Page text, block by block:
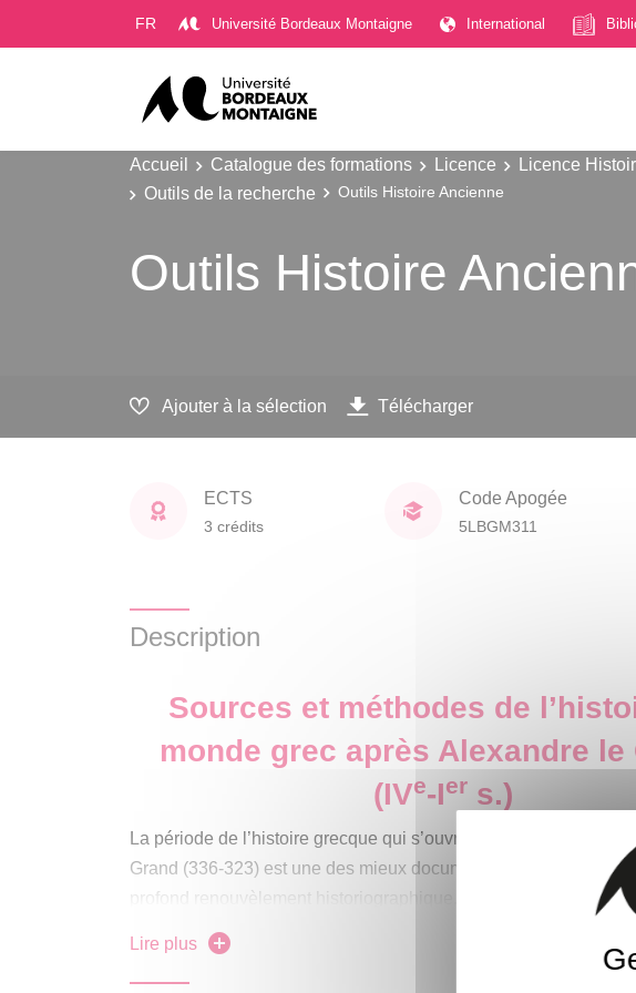
FR Université Bordeaux Montaigne International
Accueil Catalogue des formations Licence Licence
Outils de la recherche
Outils Histoire Ancienne
Outils Histoire
Ajouter à la sélection Télécharger
ECTS
3 crédits
Code Apogée
5LBGM311
Description
Sources et méthodes de
monde grec après Alexandre le
(IVe-Iers.)
La période de l’histoire grecque qui s’ouvre avec la conquête
Grand (336-323) est une des mieux documentées. Elle a par
profond renouvèlement historiographique. Le TD aura pour
un aperçu de la variété des sources disponibles pour l’historien
anciens, inscriptions publiques et privées, monnaies, papyrus,
fouilles archéologiques, etc.). Chaque séance sera organisée
Lire plus